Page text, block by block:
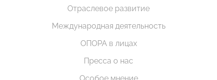
Отраслевое развитие
Международная деятельность
ОПОРА в лицах
Пресса о нас